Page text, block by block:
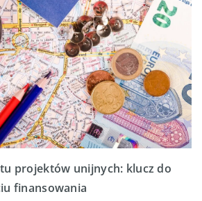
projektów unijnych: klucz do
finansowania